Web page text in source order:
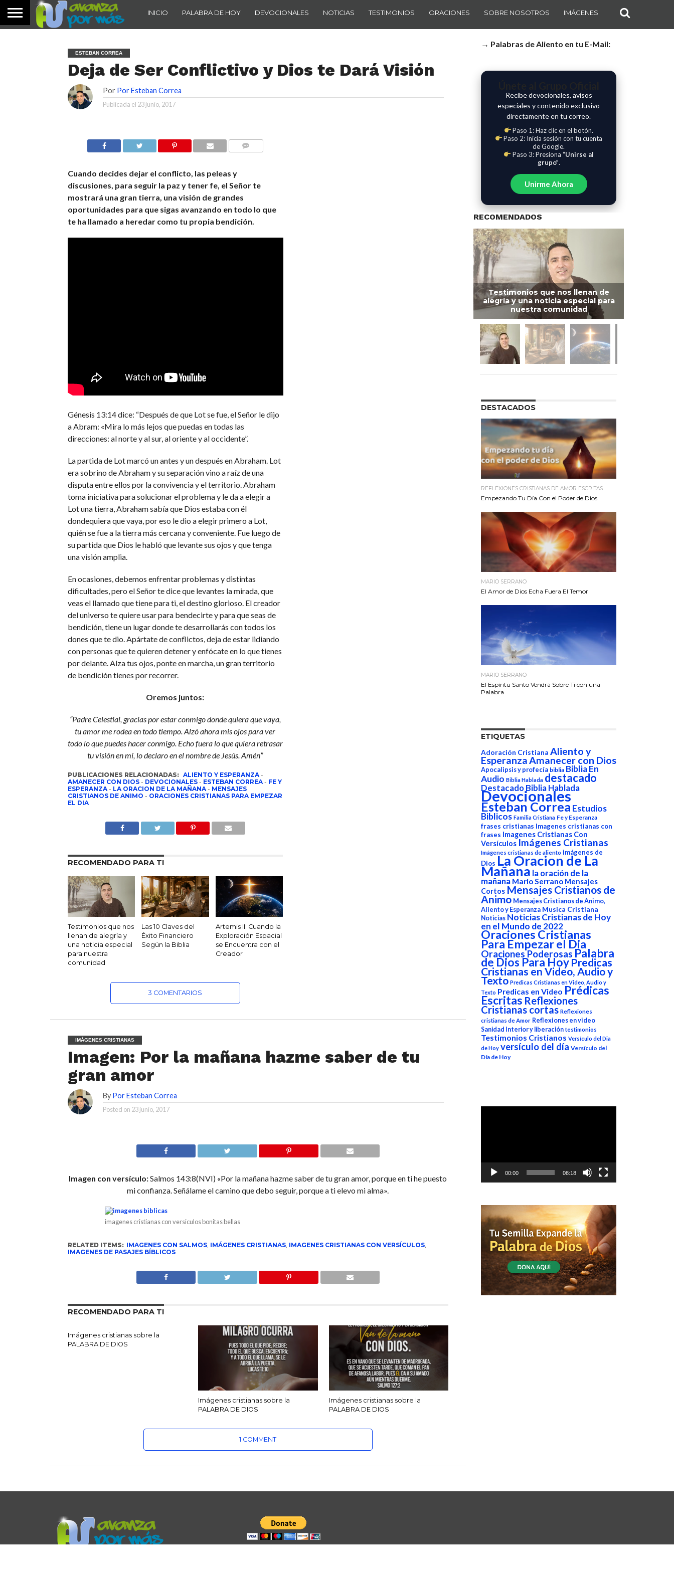
INICIO PALABRA DE HOY DEVOCIONALES NOTICIAS TESTIMONIOS ORACIONES SOBRE NOSOTROS IMÁGENES
ESTEBAN CORREA
Deja de Ser Conflictivo y Dios te Dará Visión
Por Por Esteban Correa
Publicada el 23 junio, 2017
Cuando decides dejar el conflicto, las peleas y
discusiones, para seguir la paz y tener fe, el Señor te
mostrará una gran tierra, una visión de grandes
oportunidades para que sigas avanzando en todo lo que
te ha llamado a heredar como tu propia bendición.
Génesis 13:14 dice: “Después de que Lot se fue, el Señor le dijo
a Abram: «Mira lo más lejos que puedas en todas las
direcciones: al norte y al sur, al oriente y al occidente”.
La partida de Lot marcó un antes y un después en Abraham. Lot
era sobrino de Abraham y su separación vino a raíz de una
disputa entre ellos por la convivencia y el territorio. Abraham
toma iniciativa para solucionar el problema y le da a elegir a
Lot una tierra, Abraham sabía que Dios estaba con él
dondequiera que vaya, por eso le dio a elegir primero a Lot,
quién se fue a la tierra más cercana y conveniente. Fue luego de
su partida que Dios le habló que levante sus ojos y que tenga
una visión amplia.
En ocasiones, debemos enfrentar problemas y distintas
dificultades, pero el Señor te dice que levantes la mirada, que
veas el llamado que tiene para ti, el destino glorioso. El creador
del universo te quiere usar para bendecirte y para que seas de
bendición, tiene un lugar donde te desarrollarás con todos los
dones que te dio. Apártate de conflictos, deja de estar lidiando
con personas que te quieren detener y enfócate en lo que tienes
por delante. Alza tus ojos, ponte en marcha, un gran territorio
de bendición tienes por recorrer.
Oremos juntos:
“Padre Celestial, gracias por estar conmigo donde quiera que vaya,
tu amor me rodea en todo tiempo. Alzó ahora mis ojos para ver
todo lo que puedes hacer conmigo. Echo fuera lo que quiera retrasar
tu visión en mí, lo declaro en el nombre de Jesús. Amén”
PUBLICACIONES RELACIONADAS: ALIENTO Y ESPERANZA-
AMANECER CON DIOS- DEVOCIONALES- ESTEBAN CORREA- FE Y
ESPERANZA- LA ORACION DE LA MAÑANA- MENSAJES
CRISTIANOS DE ANIMO - ORACIONES CRISTIANAS PARA EMPEZAR
EL DIA
RECOMENDADO PARA TI
Testimonios que nos
llenan de alegría y
una noticia especial
para nuestra
comunidad
Las 10 Claves del
Éxito Financiero
Según la Biblia
Artemis II: Cuando la
Exploración Espacial
se Encuentra con el
Creador
3 COMENTARIOS
IMÁGENES CRISTIANAS
Imagen: Por la mañana hazme saber de tu
gran amor
By Por Esteban Correa
Posted on 23 junio, 2017
Imagen con versículo:Salmos 143:8(NVI) «Por la mañana hazme saber de tu gran amor, porque en ti he puesto
mi confianza. Señálame el camino que debo seguir, porque a ti elevo mi alma».
imagenes cristianas con versiculos bonitas bellas
RELATED ITEMS: IMAGENES CON SALMOS, IMÁGENES CRISTIANAS, IMAGENES CRISTIANAS CON VERSÍCULOS,
IMAGENES DE PASAJES BÍBLICOS
RECOMENDADO PARA TI
Imágenes cristianas sobre la
PALABRA DE DIOS
Imágenes cristianas sobre la
PALABRA DE DIOS
Imágenes cristianas sobre la
PALABRA DE DIOS
1 COMMENT
→ Palabras de Aliento en tu E-Mail:
Recibe devocionales, avisos
especiales y contenido exclusivo
directamente en tu correo.
Paso 1: Haz clic en el botón.
Paso 2: Inicia sesión con tu cuenta
de Google.
Paso 3: Presiona “Unirse al
grupo”.
Unirme Ahora
RECOMENDADOS
Testimonios que nos llenan de
alegría y una noticia especial para
nuestra comunidad
DESTACADOS
REFLEXIONES CRISTIANAS DE AMOR ESCRITAS
Empezando Tu Día Con el Poder de Dios
MARIO SERRANO
El Amor de Dios Echa Fuera El Temor
MARIO SERRANO
El Espíritu Santo Vendrá Sobre Ti con una
Palabra
ETIQUETAS
Adoración Cristiana Aliento y
EsperanzaAmanecer con Dios
Apocalipsis y profecía biblia Biblia En
Audio Biblia Hablada destacado
Destacado Biblia Hablada
Devocionales
Esteban Correa Estudios
Biblicos Familia Cristiana Fe y Esperanza
frases cristianas Imagenes cristianas con
frases Imagenes Cristianas Con
Versículos Imágenes Cristianas
Imágenes cristianas de aliento imágenes de
Dios La Oracion de La
Mañana la oración de la
mañana Mario Serrano Mensajes
Cortos Mensajes Cristianos de
Animo Mensajes Cristianos de Animo,
Aliento y Esperanza Musica Cristiana
Noticias Noticias Cristianas de Hoy
en el Mundo de 2022
Oraciones Cristianas
Para Empezar el Dia
Oraciones Poderosas Palabra
de Dios Para HoyPredicas
Cristianas en Video, Audio y
Texto Predicas Cristianas en Video, Audio y
Texto Predicas en Video Prédicas
Escritas Reflexiones
Cristianas cortas Reflexiones
cristianas de Amor Reflexiones en video
Sanidad Interior y liberación testimonios
Testimonios Cristianos Versículo del Dia
de Hoy versículo del día Versículo del
Día de Hoy
Reproductor
00:00 08:18